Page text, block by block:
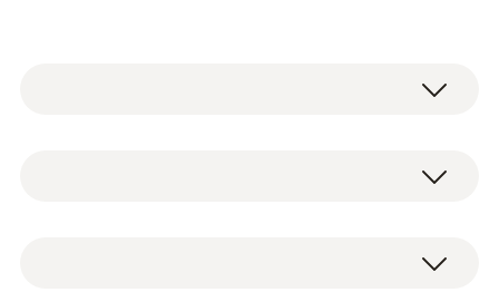
The plug-in temperature probe is suitable for